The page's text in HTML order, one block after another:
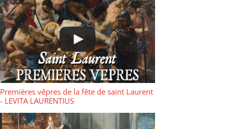
Premières vêpres de la fête de saint Laurent
- LEVITA LAURENTIUS